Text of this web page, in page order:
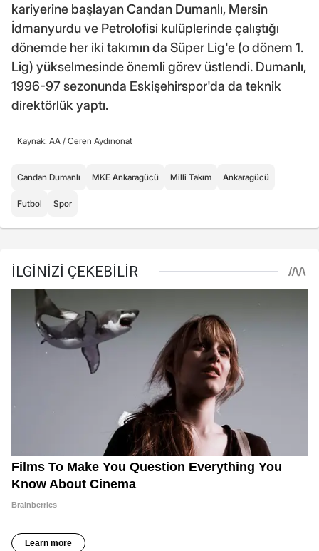
kariyerine başlayan Candan Dumanlı, Mersin
İdmanyurdu ve Petrolofisi kulüplerinde çalıştığı
dönemde her iki takımın da Süper Lig'e (o dönem 1.
Lig) yükselmesinde önemli görev üstlendi. Dumanlı,
1996-97 sezonunda Eskişehirspor'da da teknik
direktörlük yaptı.
Kaynak: AA / Ceren Aydınonat
Candan Dumanlı MKE Ankaragücü Milli Takım Ankaragücü
Futbol Spor